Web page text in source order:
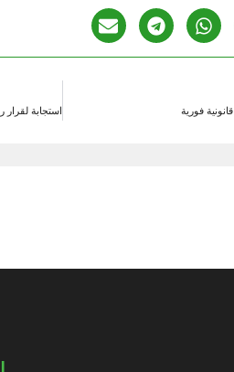
فورية